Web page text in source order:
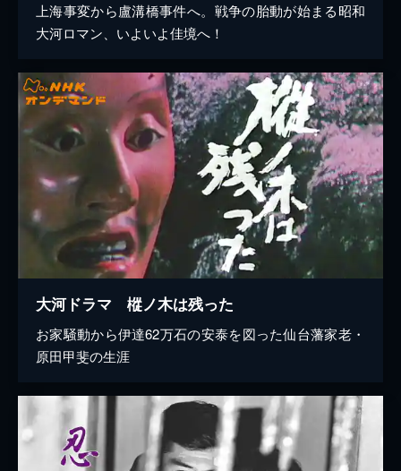
上海事変から盧溝橋事件へ。戦争の胎動が始まる昭和
大河ロマン、いよいよ佳境へ！
大河ドラマ 樅ノ木は残った
お家騒動から伊達62万石の安泰を図った仙台藩家老・
原田甲斐の生涯